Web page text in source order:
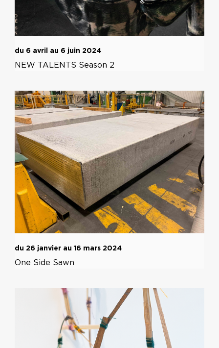
du 6 avril au 6 juin 2024
NEW TALENTS Season 2
du 26 janvier au 16 mars 2024
One Side Sawn